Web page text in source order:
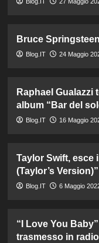
Bruce
Blog.IT 24 Maggio
Raphael
album “Bar del
Blog.IT 16 Maggio
Taylor Swift, esce
(Taylor’s Version)”
Blog.IT 6 Maggio
“I Love You
trasmesso in radio